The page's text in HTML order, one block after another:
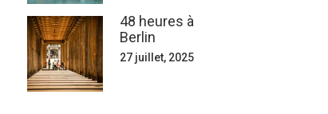
48 heures à
Berlin
27 juillet, 2025